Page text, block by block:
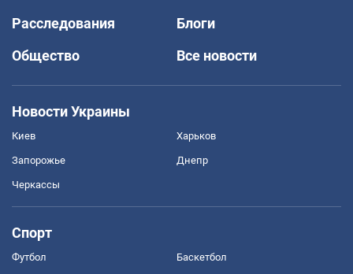
Расследования
Блоги
Общество
Все новости
Новости Украины
Киев Харьков
Запорожье Днепр
Черкассы
Спорт
Футбол Баскетбол